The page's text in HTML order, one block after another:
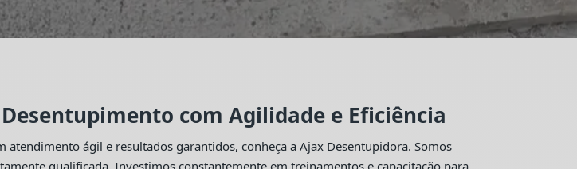
com Agilidade e Eficiência
atendimento ágil e resultados garantidos, conheça a Ajax Desentupidora. Somos
qualificada. Investimos constantemente em treinamentos e capacitação para